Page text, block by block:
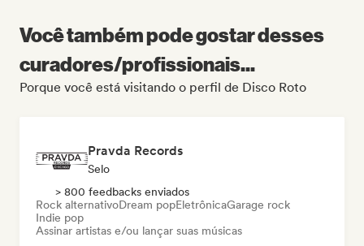
Você também pode gostar desses
curadores/profissionais...
Porque você está visitando o perfil de Disco Roto
Pravda Records
Selo
> 800 feedbacks enviados
Rock alternativoDream popEletrônicaGarage rock
Indie pop
Assinar artistas e/ou lançar suas músicas